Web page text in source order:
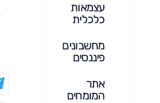
עצמאות
כלכלית
מחשבונים
פיננסים
אתר
המומחים